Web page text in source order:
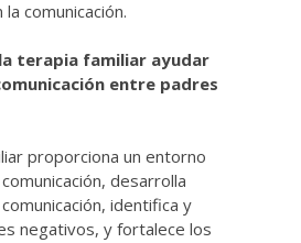
comunicación.
terapia familiar ayudar
entre padres
proporciona un entorno
desarrolla
identifica y
negativos, y fortalece los